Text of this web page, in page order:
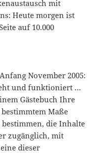
mit
Heute morgen ist
auf 10.000
November 2005:
und funktioniert …
Gästebuch Ihre
Maße
bestimmen, die Inhalte
zugänglich, mit
dieser